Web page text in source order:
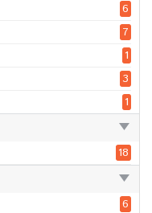
6
7
1
3
1
18
6